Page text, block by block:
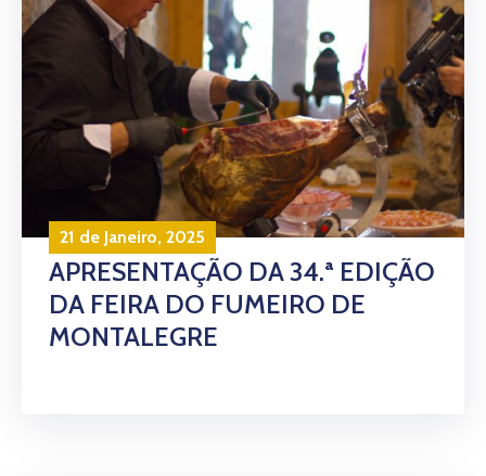
21 de Janeiro, 2025
APRESENTAÇÃO DA 34.ª EDIÇÃO
DA FEIRA DO FUMEIRO DE
MONTALEGRE